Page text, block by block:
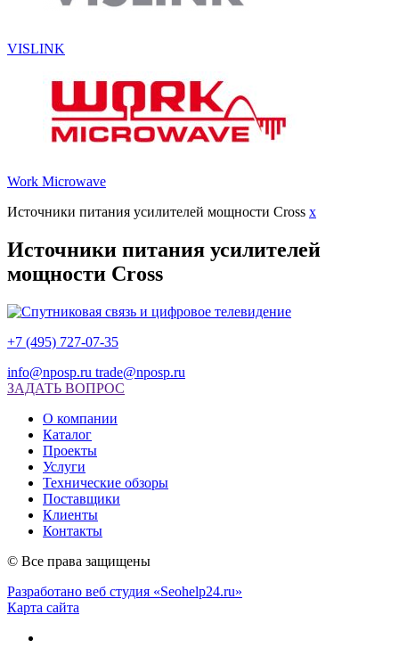
VISLINK
Work Microwave
Источники питания усилителей мощности Cross x
Источники питания усилителей
мощности Cross
+7 (495) 727-07-35
info@nposp.ru trade@nposp.ru
ЗАДАТЬ ВОПРОС
О компании
Каталог
Проекты
Услуги
Технические обзоры
Поставщики
Клиенты
Контакты
© Все права защищены
Разработано веб студия «Seohelp24.ru»
Карта сайта